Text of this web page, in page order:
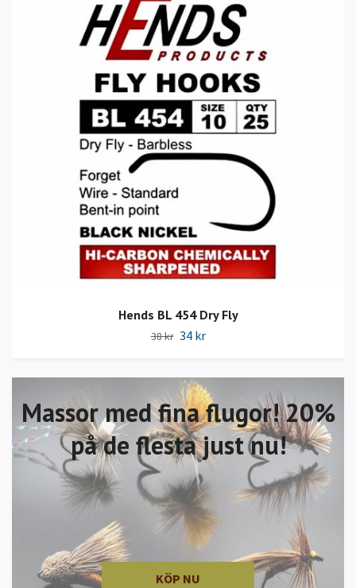
Massor med fina flugor! 20%
på de flesta just nu!
KÖP NU
Hends BL 454 Dry Fly
38 kr 34 kr